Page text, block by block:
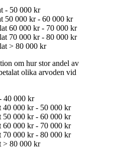
- 50 000 kr
50 000 kr- 60 000 kr
60 000 kr- 70 000 kr
70 000 kr- 80 000 kr
> 80 000 kr
om hur stor andel av
olika arvoden vid
40 000 kr
40 000 kr- 50 000 kr
50 000 kr- 60 000 kr
60 000 kr- 70 000 kr
70 000 kr- 80 000 kr
> 80 000 kr